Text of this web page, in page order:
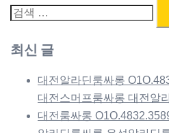
검
최신 글
대전알라딘룸싸롱
대전스머프룸싸롱 대전알
대전룸싸롱